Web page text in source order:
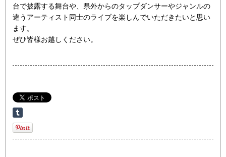
台で披露する舞台や、県外からのタップダンサーやジャンルの
違うアーティスト同士のライブを楽しんでいただきたいと思い
ます。
ぜひ皆様お越しください。